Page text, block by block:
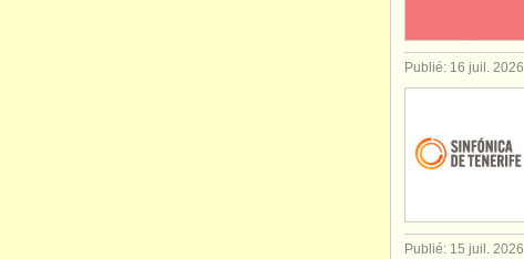
Publié: 16 juil. 2026
Publié: 15 juil. 2026